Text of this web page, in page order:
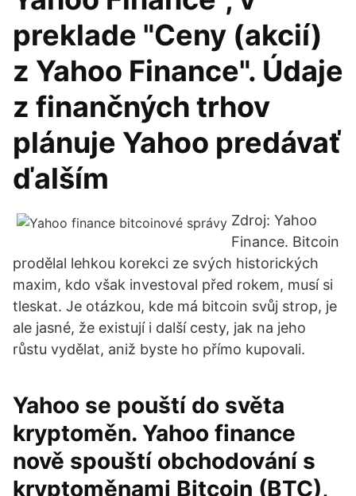
preklade "Ceny (akcií)
z Yahoo Finance". Údaje
z finančných trhov
plánuje Yahoo predávať
ďalším
Zdroj: Yahoo
Finance. Bitcoin
prodělal lehkou korekci ze svých historických
maxim, kdo však investoval před rokem, musí si
tleskat. Je otázkou, kde má bitcoin svůj strop, je
ale jasné, že existují i další cesty, jak na jeho
růstu vydělat, aniž byste ho přímo kupovali.
Yahoo se pouští do světa
kryptoměn. Yahoo finance
nově spouští obchodování s
kryptoměnami Bitcoin (BTC),